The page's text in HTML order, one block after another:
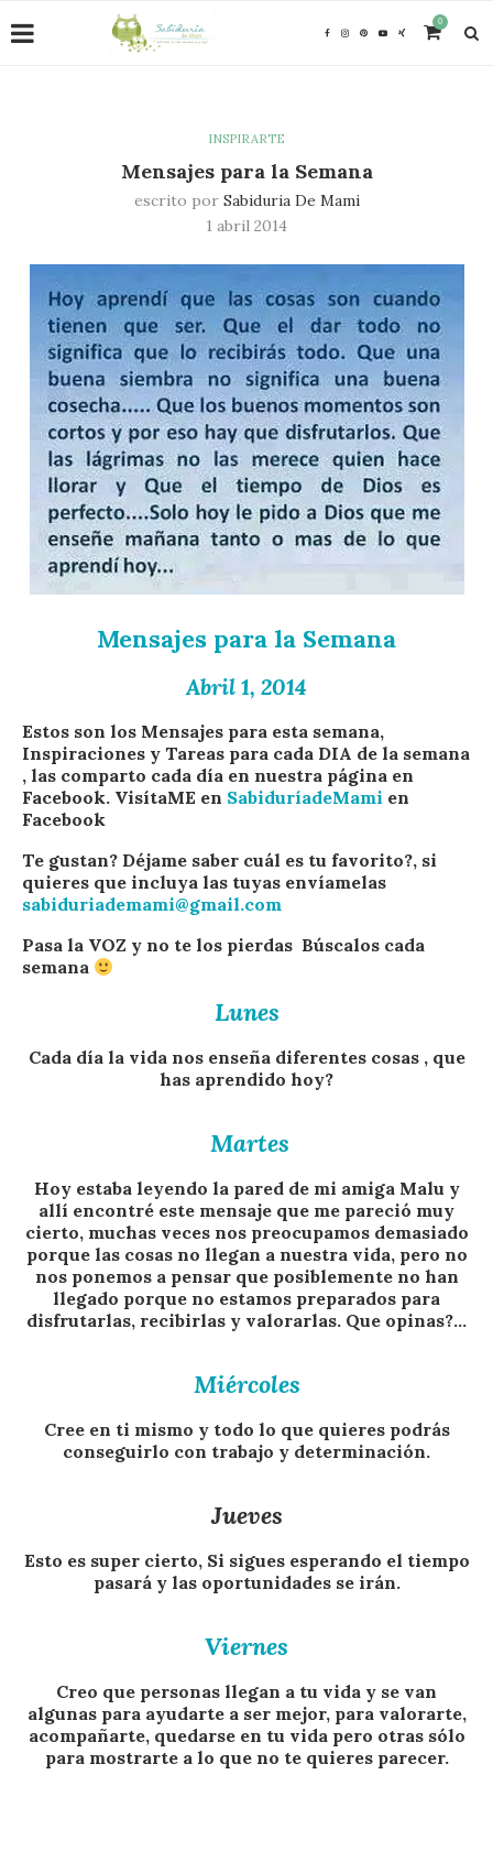
0
INSPIRARTE
Mensajes para la Semana
escrito por Sabiduria De Mami
1 abril 2014
Mensajes para la Semana
Abril 1, 2014
Estos son los Mensajes para esta semana,
Inspiraciones y Tareas para cada DIA de la semana
, las comparto cada día en nuestra página en
Facebook. VisítaME en SabiduríadeMami en
Facebook
Te gustan? Déjame saber cuál es tu favorito?, si
quieres que incluya las tuyas envíamelas
sabiduriademami@gmail.com
Pasa la VOZ y no te los pierdas Búscalos cada
semana
Lunes
Cada día la vida nos enseña diferentes cosas , que
has aprendido hoy?
Martes
Hoy estaba leyendo la pared de mi amiga Malu y
allí encontré este mensaje que me pareció muy
cierto, muchas veces nos preocupamos demasiado
porque las cosas no llegan a nuestra vida, pero no
nos ponemos a pensar que posiblemente no han
llegado porque no estamos preparados para
disfrutarlas, recibirlas y valorarlas. Que opinas?…
Miércoles
Cree en ti mismo y todo lo que quieres podrás
conseguirlo con trabajo y determinación.
Jueves
Esto es super cierto, Si sigues esperando el tiempo
pasará y las oportunidades se irán.
Viernes
Creo que personas llegan a tu vida y se van
algunas para ayudarte a ser mejor, para valorarte,
acompañarte, quedarse en tu vida pero otras sólo
para mostrarte a lo que no te quieres parecer.